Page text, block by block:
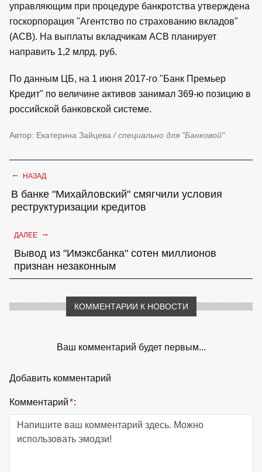
управляющим при процедуре банкротства утверждена
госкорпорация "Агентство по страхованию вкладов"
(АСВ). На выплаты вкладчикам АСВ планирует
направить 1,2 млрд. руб.
По данным ЦБ, на 1 июня 2017-го "Банк Премьер
Кредит" по величине активов занимал 369-ю позицию в
российской банковской системе.
Автор: Екатерина Зайцева / специально для "Банковой"
← НАЗАД
В банке "Михайловский" смягчили условия
реструктуризации кредитов
ДАЛЕЕ →
Вывод из "Имэксбанка" сотен миллионов
признан незаконным
КОММЕНТАРИИ К НОВОСТИ
Ваш комментарий будет первым...
Добавить комментарий
Комментарий*: